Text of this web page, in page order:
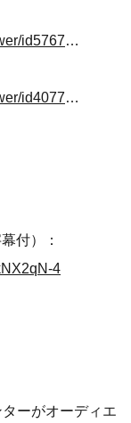
https://itunes.apple.com/jp/app/prezi-viewer/id576717926?mt=8
https://itunes.apple.com/jp/app/prezi-viewer/id407759942?mt=8
付）：
4
ーがオーディエ